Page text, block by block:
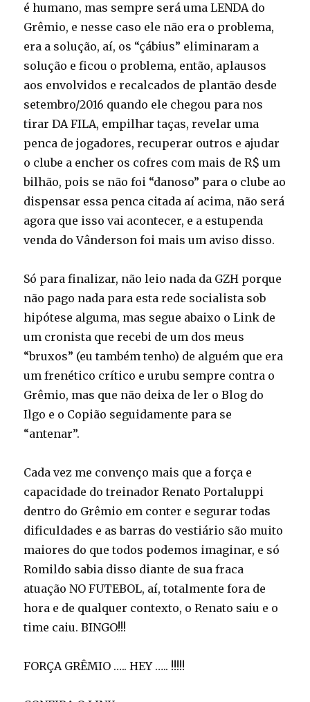
é humano, mas sempre será uma LENDA do
Grêmio, e nesse caso ele não era o problema,
era a solução, aí, os “çábius” eliminaram a
solução e ficou o problema, então, aplausos
aos envolvidos e recalcados de plantão desde
setembro/2016 quando ele chegou para nos
tirar DA FILA, empilhar taças, revelar uma
penca de jogadores, recuperar outros e ajudar
o clube a encher os cofres com mais de R$ um
bilhão, pois se não foi “danoso” para o clube ao
dispensar essa penca citada aí acima, não será
agora que isso vai acontecer, e a estupenda
venda do Vânderson foi mais um aviso disso.
Só para finalizar, não leio nada da GZH porque
não pago nada para esta rede socialista sob
hipótese alguma, mas segue abaixo o Link de
um cronista que recebi de um dos meus
“bruxos” (eu também tenho) de alguém que era
um frenético crítico e urubu sempre contra o
Grêmio, mas que não deixa de ler o Blog do
Ilgo e o Copião seguidamente para se
“antenar”.
Cada vez me convenço mais que a força e
capacidade do treinador Renato Portaluppi
dentro do Grêmio em conter e segurar todas
dificuldades e as barras do vestiário são muito
maiores do que todos podemos imaginar, e só
Romildo sabia disso diante de sua fraca
atuação NO FUTEBOL, aí, totalmente fora de
hora e de qualquer contexto, o Renato saiu e o
time caiu. BINGO!!!
FORÇA GRÊMIO ….. HEY ….. !!!!!